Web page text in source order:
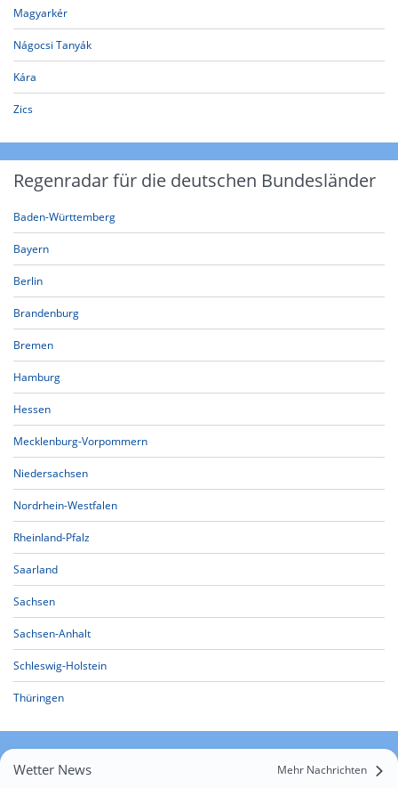
Magyarkér
Nágocsi Tanyák
Kára
Zics
Regenradar für die deutschen Bundesländer
Baden-Württemberg
Bayern
Berlin
Brandenburg
Bremen
Hamburg
Hessen
Mecklenburg-Vorpommern
Niedersachsen
Nordrhein-Westfalen
Rheinland-Pfalz
Saarland
Sachsen
Sachsen-Anhalt
Schleswig-Holstein
Thüringen
Wetter News Mehr Nachrichten